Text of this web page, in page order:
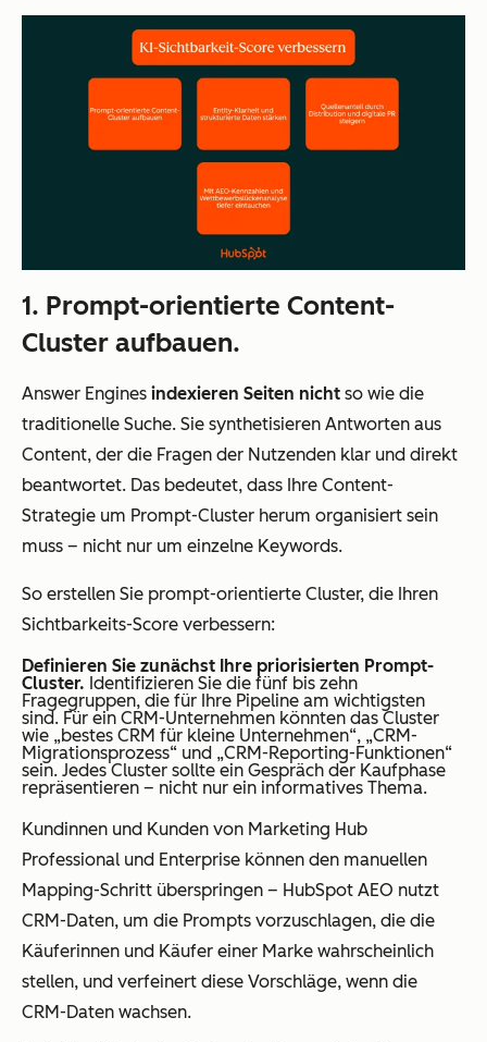
1. Prompt-orientierte Content-
Cluster aufbauen.
Answer Engines indexieren Seiten nicht so wie die
traditionelle Suche. Sie synthetisieren Antworten aus
Content, der die Fragen der Nutzenden klar und direkt
beantwortet. Das bedeutet, dass Ihre Content-
Strategie um Prompt-Cluster herum organisiert sein
muss – nicht nur um einzelne Keywords.
So erstellen Sie prompt-orientierte Cluster, die Ihren
Sichtbarkeits-Score verbessern:
Definieren Sie zunächst Ihre priorisierten Prompt-
Cluster. Identifizieren Sie die fünf bis zehn
Fragegruppen, die für Ihre Pipeline am wichtigsten
sind. Für ein CRM-Unternehmen könnten das Cluster
wie „bestes CRM für kleine Unternehmen“, „CRM-
Migrationsprozess“ und „CRM-Reporting-Funktionen“
sein. Jedes Cluster sollte ein Gespräch der Kaufphase
repräsentieren – nicht nur ein informatives Thema.
Kundinnen und Kunden von Marketing Hub
Professional und Enterprise können den manuellen
Mapping-Schritt überspringen – HubSpot AEO nutzt
CRM-Daten, um die Prompts vorzuschlagen, die die
Käuferinnen und Käufer einer Marke wahrscheinlich
stellen, und verfeinert diese Vorschläge, wenn die
CRM-Daten wachsen.